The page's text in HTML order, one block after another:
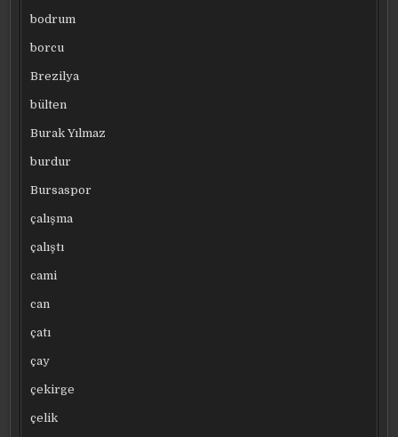
bodrum
borcu
Brezilya
bülten
Burak Yılmaz
burdur
Bursaspor
çalışma
çalıştı
cami
can
çatı
çay
çekirge
çelik